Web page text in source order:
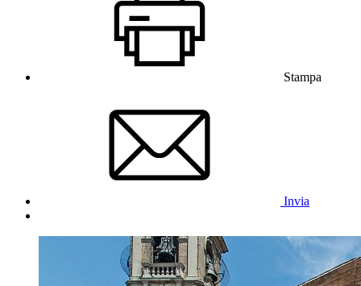
Stampa
Invia